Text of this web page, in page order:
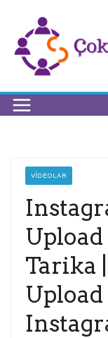
VIDEOLAR
Tarika
Upload